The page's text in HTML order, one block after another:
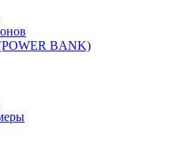
BANK)